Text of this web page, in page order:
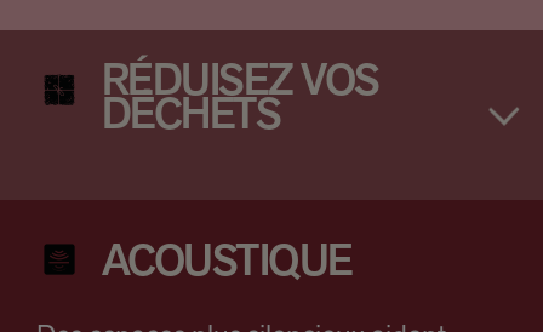
RÉDUISEZ VOS
DÉCHETS
ACOUSTIQUE